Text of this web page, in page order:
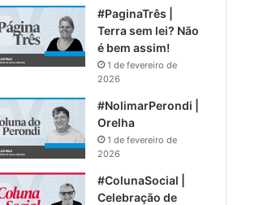
#PaginaTrês |
Terra sem lei? Não
é bem assim!
1 de fevereiro de
2026
#NolimarPerondi |
Orelha
1 de fevereiro de
2026
#ColunaSocial |
Celebração de